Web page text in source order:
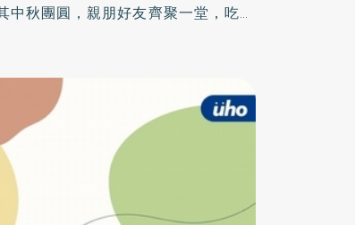
中秋團圓，親朋好友齊聚一堂，吃大
增加2至3成，以急性腸胃炎、消化不良
症狀包括腹脹、腹痛、嘔吐、腹瀉等，
，食材準備、保存以及烹調過程都潛藏
，特別分享烤肉的3迷思及5要訣，讓大
中秋。 3迷思1） 魚有生魚片，牛排可
牛肉烤不熟沒關係／臺北醫學大學附設